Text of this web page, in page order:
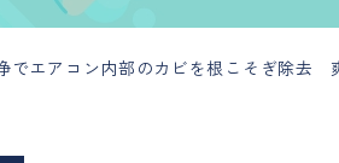
でエアコン内部のカビを根こそぎ除去